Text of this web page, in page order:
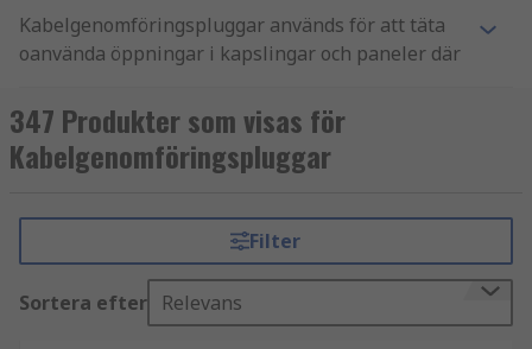
Kabelgenomföringspluggar används för att täta
oanvända öppningar i kapslingar och paneler där
en viktig komponent för att upprätthålla skydd
mot damm, fukt och yttre påverkan i elektriska
installationer.
Hos oss på RS Components hittar du
kabelgenomföringspluggar och
kabelförskruvningsblindpluggar i olika storlekar
och material, anpassade för industriella miljöer
och elinstallation.
347 Produkter som visas för
Kabelgenomföringspluggar
Filter
Sortera efter Relevans